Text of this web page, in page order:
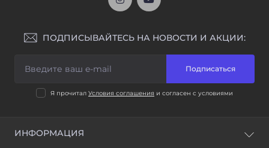
ПОДПИСЫВАЙТЕСЬ НА НОВОСТИ И АКЦИИ:
Подписаться
Я прочитал Условия соглашения и согласен с условиями
ИНФОРМАЦИЯ